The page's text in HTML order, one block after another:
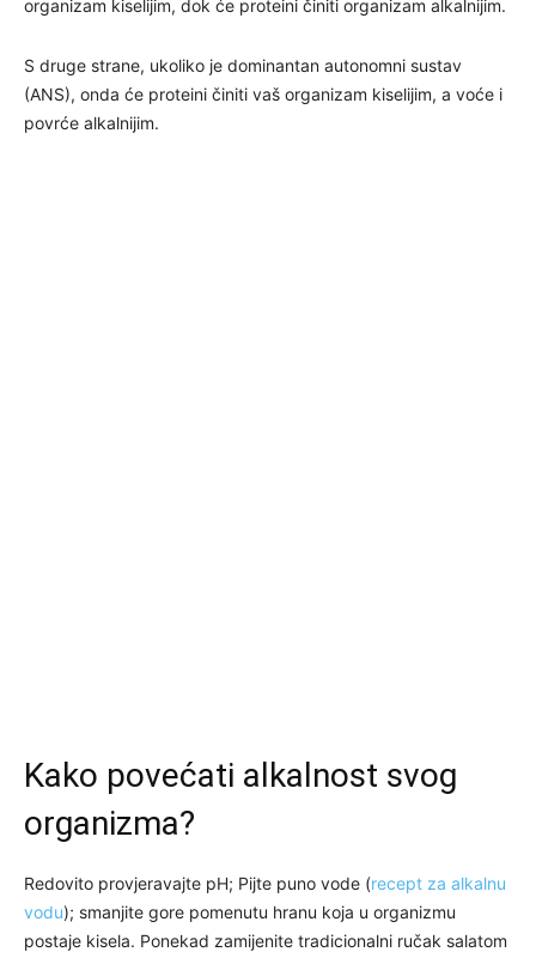
organizam kiselijim, dok će proteini činiti organizam alkalnijim.
S druge strane, ukoliko je dominantan autonomni sustav
(ANS), onda će proteini činiti vaš organizam kiselijim, a voće i
povrće alkalnijim.
Kako povećati alkalnost svog
organizma?
Redovito provjeravajte pH; Pijte puno vode (recept za alkalnu
vodu); smanjite gore pomenutu hranu koja u organizmu
postaje kisela. Ponekad zamijenite tradicionalni ručak salatom